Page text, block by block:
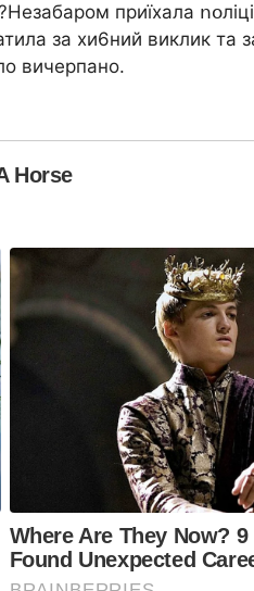
приїхала
за хи6ний виклик та
вичерпано.